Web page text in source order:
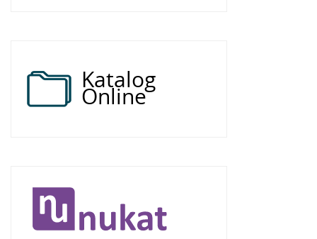
Katalog
Online